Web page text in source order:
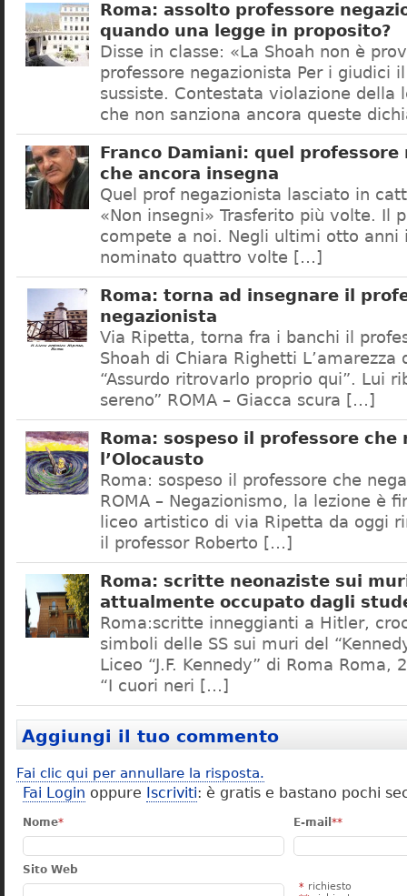
Roma: assolto professore
quando una legge in proposito?
Disse in classe: «La Shoah non è
professore negazionista Per i giudici
sussiste. Contestata violazione della
che non sanziona ancora queste
Franco Damiani: quel professore
che ancora insegna
Quel prof negazionista lasciato in
«Non insegni» Trasferito più volte. Il
compete a noi. Negli ultimi otto anni
nominato quattro volte […]
Roma: torna ad insegnare il
negazionista
Via Ripetta, torna fra i banchi il
Shoah di Chiara Righetti L’amarezza
“Assurdo ritrovarlo proprio qui”. Lui
sereno” ROMA – Giacca scura […]
Roma: sospeso il professore che
l’Olocausto
Roma: sospeso il professore che
ROMA – Negazionismo, la lezione è
liceo artistico di via Ripetta da oggi
il professor Roberto […]
Roma: scritte neonaziste sui
attualmente occupato dagli
Roma:scritte inneggianti a Hitler,
simboli delle SS sui muri del
Liceo “J.F. Kennedy” di Roma Roma,
“I cuori neri […]
Aggiungi il tuo commento
Fai clic qui per annullare la risposta.
Fai Login oppure Iscriviti: è gratis e bastano pochi
Nome* E-mail **
Sito Web
* richiesto